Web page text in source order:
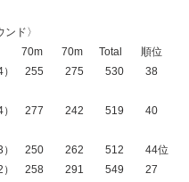
ンド〉
　Total   　順位
）　255　　275　　530　　38
）　277　　242　　519　　40
）　250　　262　　512　　44位
）　258　　291　　549　　27